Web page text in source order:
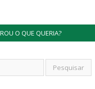
O QUE QUERIA?